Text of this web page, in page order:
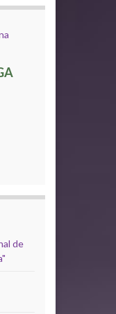
de